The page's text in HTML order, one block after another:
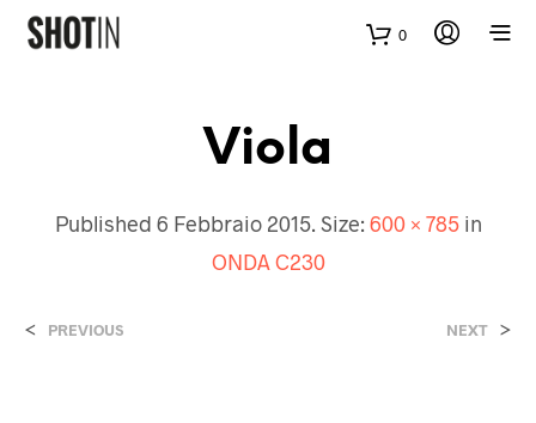
0
Viola
Published 6 Febbraio 2015. Size: 600 × 785in
ONDA C230
< PREVIOUS NEXT >